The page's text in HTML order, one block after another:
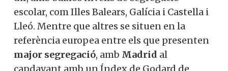
a dir, amb baixos nivells de segregació
escolar, com Illes Balears, Galícia i Castella
i Lleó. Mentre que altres se situen en la
referència europea entre els que
presenten
major segregació, amb
Madrid